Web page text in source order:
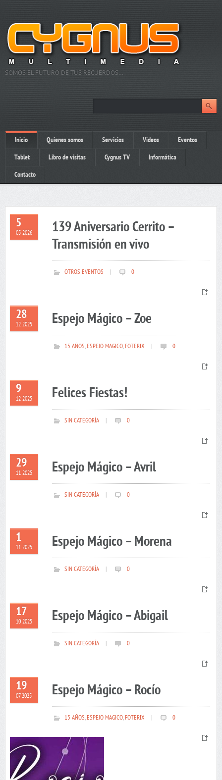
SOMOS EL FUTURO DE TUS RECUERDOS…
Inicio Quienes somos Servicios Videos Eventos
Tablet Libro de visitas Cygnus TV Informática
Contacto
5
05 2026
139 Aniversario Cerrito –
Transmisión en vivo
OTROS EVENTOS 0
28
12 2025 Espejo Mágico – Zoe
15 AÑOS,ESPEJO MAGICO,FOTERIX 0
9
12 2025 Felices Fiestas!
SIN CATEGORÍA 0
29
11 2025 Espejo Mágico – Avril
SIN CATEGORÍA 0
1
11 2025 Espejo Mágico – Morena
SIN CATEGORÍA 0
17
10 2025 Espejo Mágico – Abigail
SIN CATEGORÍA 0
19
07 2025 Espejo Mágico – Rocío
15 AÑOS,ESPEJO MAGICO,FOTERIX 0